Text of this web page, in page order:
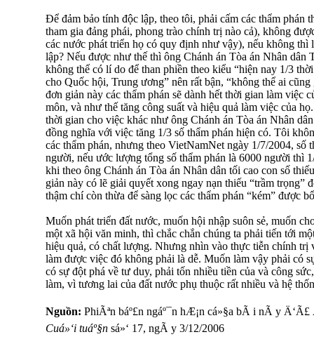
Để đảm bảo tính độc lập, theo tôi, phải cấm các thẩm phán
tham gia đảng phái, phong trào chính trị nào cả), không
các nước phát triển họ có quy định như vậy), nếu không thì
lập? Nếu được như thế thì ông Chánh án Tòa án Nhân dân
không thể có lí do để than phiền theo kiểu “hiện nay 1/3
cho Quốc hội, Trung ương” nên rất bận, “không thể ai
đơn giản này các thẩm phán sẽ dành hết thời gian làm việc
môn, và như thế tăng công suất và hiệu quả làm việc của
thời gian cho việc khác như ông Chánh án Tòa án Nhân
đồng nghĩa với việc tăng 1/3 số thẩm phán hiện có. Tôi
các thẩm phán, nhưng theo VietNamNet ngày 1/7/2004, số
người, nếu ước lượng tổng số thẩm phán là 6000 người thì
khi theo ông Chánh án Tòa án Nhân dân tối cao con số
giản này có lẽ giải quyết xong ngay nạn thiếu “trầm trọng”
thậm chí còn thừa để sàng lọc các thẩm phán “kém” được
Muốn phát triển đất nước, muốn hội nhập suôn sẻ, muốn
một xã hội văn minh, thì chắc chắn chúng ta phải tiến tới
hiệu quả, có chất lượng. Nhưng nhìn vào thực tiễn chính trị
làm được việc đó không phải là dễ. Muốn làm vậy phải có
có sự đột phá về tư duy, phải tốn nhiều tiền của và công
làm, vì tương lai của đất nước phụ thuộc rất nhiều và hệ
Nguồn: PhiÃªn báº£n ngáº¯n hÆ¡n cá»§a bÃ i nÃ y
Cuá»‘i tuáº§n sá»‘ 17, ngÃ y 3/12/2006